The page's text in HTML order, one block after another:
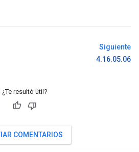
Siguiente
4.16.05.06
¿Te resultó útil?
COMENTARIOS